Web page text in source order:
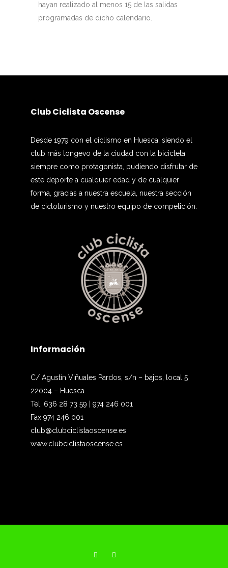
hayan realizado al menos 15 de las salidas
programadas de dicho calendario.
Club Ciclista Oscense
Desde 1979 con el ciclismo en Huesca, siendo el
club más longevo de la ciudad con la bicicleta
siempre como protagonista, pudiendo disfrutar de
este deporte a cualquier edad y de cualquier
forma, gracias a nuestra escuela, nuestra sección
de cicloturismo y nuestro equipo de competición.
Información
C/ Agustín Viñuales Pardos, s/n – bajos, local 5
22004 – Huesca
Tel. 636 28 73 59 | 974 246 001
Fax 974 246 001
club@clubciclistaoscense.es
www.clubciclistaoscense.es